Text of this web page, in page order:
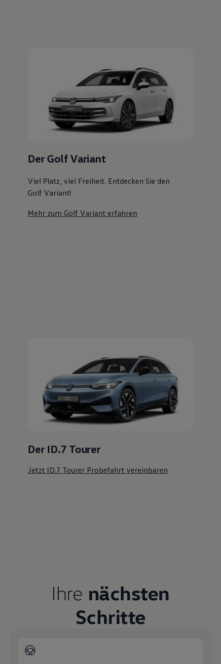
Volkswagen Kundenbetreuung
Der Golf Variant
Viel Platz, viel Freiheit. Entdecken Sie den
Golf Variant!
Mehr zum Golf Variant erfahren
Der ID.7 Tourer
Jetzt ID.7 Tourer Probefahrt vereinbaren
Ihre nächsten
Schritte